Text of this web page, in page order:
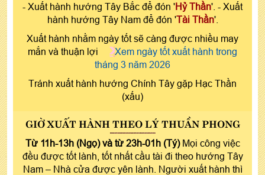
- Xuất hành hướng Tây Bắc để đón 'Hỷ Thần'. - Xuất
hành hướng Tây Nam để đón 'Tài Thần'.
Xuất hành nhằm ngày tốt sẽ càng được nhiều may
mắn và thuận lợi
Xem ngày tốt xuất hành trong
tháng 3 năm 2026
Tránh xuất hành hướng Chính Tây gặp Hạc Thần
(xấu)
GIỜ XUẤT HÀNH THEO LÝ THUẦN PHONG
Từ 11h-13h (Ngọ) và từ 23h-01h (Tý) Mọi công việc
đều được tốt lành, tốt nhất cầu tài đi theo hướng Tây
Nam – Nhà cửa được yên lành. Người xuất hành thì